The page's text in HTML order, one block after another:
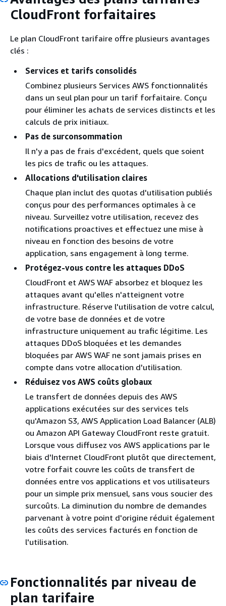
CloudFront forfaitaires
Le plan CloudFront tarifaire offre plusieurs avantages
clés :
Services et tarifs consolidés
Combinez plusieurs Services AWS fonctionnalités
dans un seul plan pour un tarif forfaitaire. Conçu
pour éliminer les achats de services distincts et les
calculs de prix initiaux.
Pas de surconsommation
Il n'y a pas de frais d'excédent, quels que soient
les pics de trafic ou les attaques.
Allocations d'utilisation claires
Chaque plan inclut des quotas d'utilisation publiés
conçus pour des performances optimales à ce
niveau. Surveillez votre utilisation, recevez des
notifications proactives et effectuez une mise à
niveau en fonction des besoins de votre
application, sans engagement à long terme.
Protégez-vous contre les attaques DDoS
CloudFront et AWS WAF absorbez et bloquez les
attaques avant qu'elles n'atteignent votre
infrastructure. Réserve l'utilisation de votre calcul,
de votre base de données et de votre
infrastructure uniquement au trafic légitime. Les
attaques DDoS bloquées et les demandes
bloquées par AWS WAF ne sont jamais prises en
compte dans votre allocation d'utilisation.
Réduisez vos AWS coûts globaux
Le transfert de données depuis des AWS
applications exécutées sur des services tels
qu'Amazon S3, AWS Application Load Balancer (ALB)
ou Amazon API Gateway CloudFront reste gratuit.
Lorsque vous diffusez vos AWS applications par le
biais d'Internet CloudFront plutôt que directement,
votre forfait couvre les coûts de transfert de
données entre vos applications et vos utilisateurs
pour un simple prix mensuel, sans vous soucier des
surcoûts. La diminution du nombre de demandes
parvenant à votre point d'origine réduit également
les coûts des services facturés en fonction de
l'utilisation.
Fonctionnalités par niveau de
plan tarifaire